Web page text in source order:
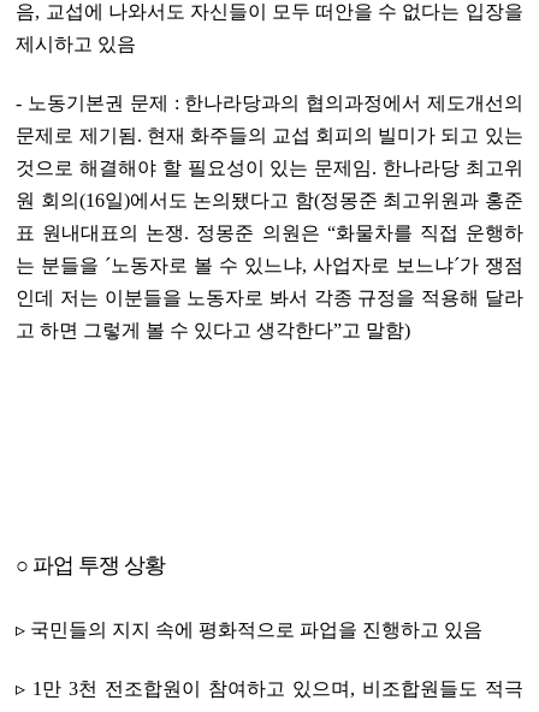
음, 교섭에 나와서도 자신들이 모두 떠안을 수 없다는 입장을
제시하고 있음
- 노동기본권 문제 : 한나라당과의 협의과정에서 제도개선의
문제로 제기됨. 현재 화주들의 교섭 회피의 빌미가 되고 있는
것으로 해결해야 할 필요성이 있는 문제임. 한나라당 최고위
원 회의(16일)에서도 논의됐다고 함(정몽준 최고위원과 홍준
표 원내대표의 논쟁. 정몽준 의원은 “화물차를 직접 운행하
는 분들을 ´노동자로 볼 수 있느냐, 사업자로 보느냐´가 쟁점
인데 저는 이분들을 노동자로 봐서 각종 규정을 적용해 달라
고 하면 그렇게 볼 수 있다고 생각한다”고 말함)
○ 파업 투쟁 상황
▹ 국민들의 지지 속에 평화적으로 파업을 진행하고 있음
▹ 1만 3천 전조합원이 참여하고 있으며, 비조합원들도 적극